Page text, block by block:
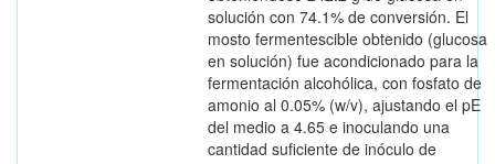
solución con 74.1% de conversión. El
mosto fermentescible obtenido (glucosa
en solución) fue acondicionado para la
fermentación alcohólica, con fosfato de
amonio al 0.05% (w/v), ajustando el pE
del medio a 4.65 e inoculando una
cantidad suficiente de inóculo de